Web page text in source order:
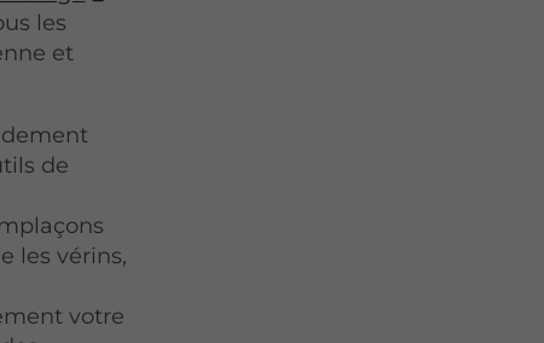
les
et
de
les vérins,
votre